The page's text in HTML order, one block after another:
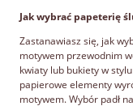
Jak wybrać papeterię
Zastanawiasz się, jak
motywem przewodnim
kwiaty lub bukiety w
papierowe elementy
motywem. Wybór padł